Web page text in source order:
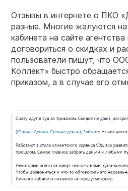
Отзывы в интернете о ПКО
разные. Многие жалуются на
кабинета на сайте
договориться о скидках и
пользователи пишут, что
Коллект» быстро
приказом, а в случае его